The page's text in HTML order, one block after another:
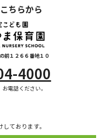
ちらから
前１２６６番地１０
4000
電話ください。
ております。